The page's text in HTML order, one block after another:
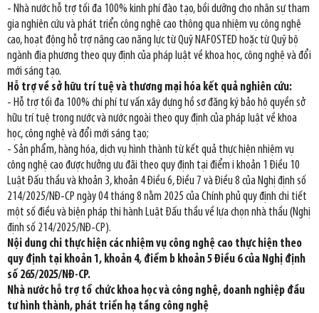
- Nhà nước hỗ trợ tối đa 100% kinh phí đào tạo, bồi dưỡng cho nhân sự tham
gia nghiên cứu và phát triển công nghệ cao thông qua nhiệm vụ công nghệ
cao, hoạt động hỗ trợ nâng cao năng lực từ Quỹ NAFOSTED hoặc từ Quỹ bộ
ngành địa phương theo quy định của pháp luật về khoa học, công nghệ và đổi
mới sáng tạo.
Hỗ trợ về sở hữu trí tuệ và thương mại hóa kết quả nghiên cứu:
- Hỗ trợ tối đa 100% chi phí tư vấn xây dựng hồ sơ đăng ký bảo hộ quyền sở
hữu trí tuệ trong nước và nước ngoài theo quy định của pháp luật về khoa
học, công nghệ và đổi mới sáng tạo;
- Sản phẩm, hàng hóa, dịch vụ hình thành từ kết quả thực hiện nhiệm vụ
công nghệ cao được hưởng ưu đãi theo quy định tại điểm i khoản 1 Điều 10
Luật Đấu thầu và khoản 3, khoản 4 Điều 6, Điều 7 và Điều 8 của Nghị định số
214/2025/NĐ-CP ngày 04 tháng 8 nằm 2025 của Chính phủ quy định chi tiết
một số điều và biện pháp thi hành Luật Đấu thầu về lựa chọn nhà thầu (Nghị
định số 214/2025/NĐ-CP).
Nội dung chi thực hiện các nhiệm vụ công nghệ cao thực hiện theo
quy định tại khoản 1, khoản 4, điểm b khoản 5 Điều 6 của Nghị định
số 265/2025/NĐ-CP.
Nhà nước hỗ trợ tổ chức khoa học và công nghệ, doanh nghiệp đầu
tư hình thành, phát triển hạ tầng công nghệ